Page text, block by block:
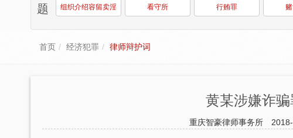
题
组织介绍容留卖淫 看守所 行贿罪
首页 经济犯罪 律师辩护词
黄某涉嫌诈
重庆智豪律师事务所